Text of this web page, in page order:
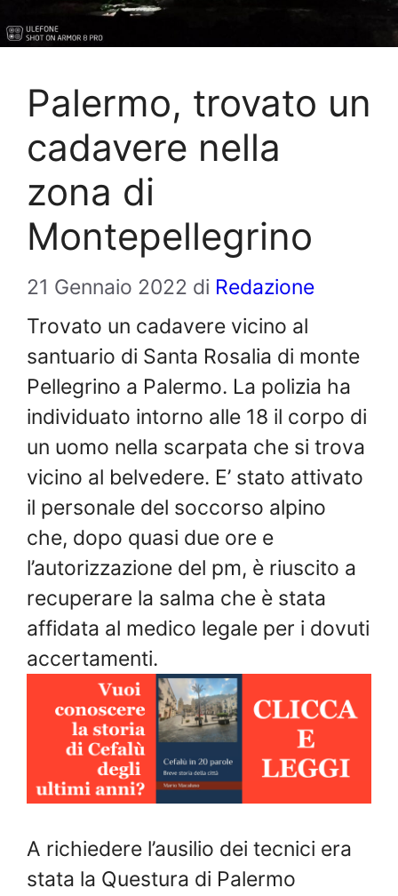
Palermo, trovato un
cadavere nella
zona di
Montepellegrino
21 Gennaio 2022 di Redazione
Trovato un cadavere vicino al
santuario di Santa Rosalia di monte
Pellegrino a Palermo. La polizia ha
individuato intorno alle 18 il corpo di
un uomo nella scarpata che si trova
vicino al belvedere. E’ stato attivato
il personale del soccorso alpino
che, dopo quasi due ore e
l’autorizzazione del pm, è riuscito a
recuperare la salma che è stata
affidata al medico legale per i dovuti
accertamenti.
A richiedere l’ausilio dei tecnici era
stata la Questura di Palermo